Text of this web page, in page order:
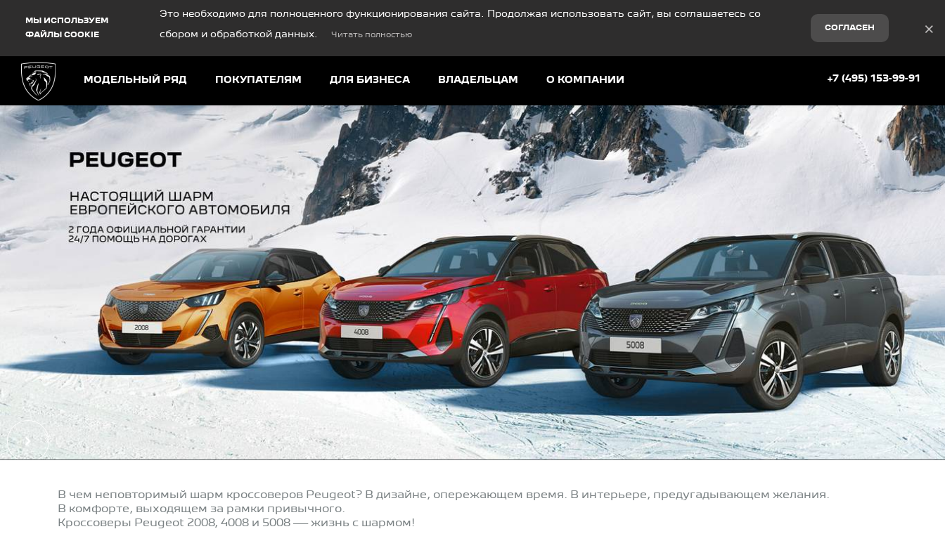
МЫ ИСПОЛЬЗУЕМ
ФАЙЛЫ COOKIE
Это необходимо для полноценного функционирования сайта. Продолжая использовать сайт, вы соглашаетесь со
сбором и обработкой данных. Читать полностью
СОГЛАСЕН ×
МОДЕЛЬНЫЙ РЯД ПОКУПАТЕЛЯМ ДЛЯ БИЗНЕСА ВЛАДЕЛЬЦАМ О КОМПАНИИ +7 (495) 153-99-91
В чем неповторимый шарм кроссоверов Peugeot? В дизайне, опережающем время. В интерьере, предугадывающем желания.
В комфорте, выходящем за рамки привычного.
Кроссоверы Peugeot 2008, 4008 и 5008 — жизнь с шармом!